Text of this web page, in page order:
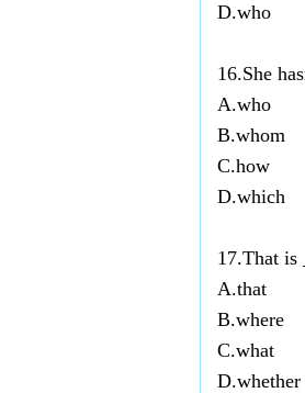
D.who
16.She
A.who
B.whom
C.how
D.which
17.That is
A.that
B.where
C.what
D.whether